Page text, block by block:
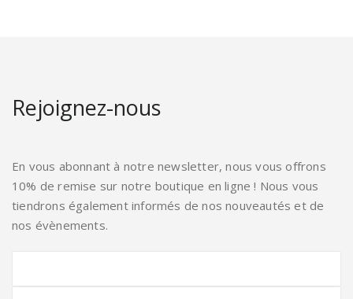
Rejoignez-nous
En vous abonnant à notre newsletter, nous vous offrons
10% de remise sur notre boutique en ligne ! Nous vous
tiendrons également informés de nos nouveautés et de
nos évènements.